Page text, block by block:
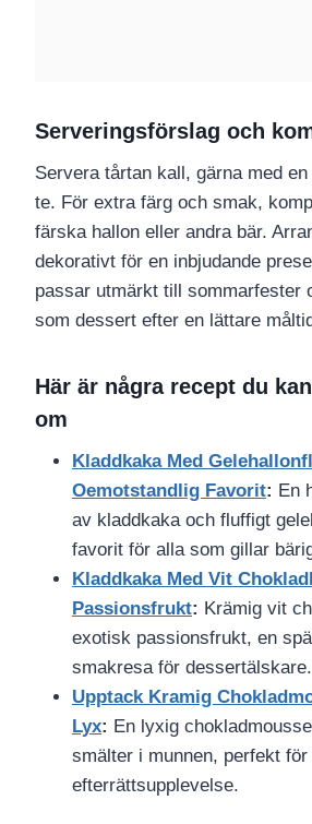
Serveringsförslag och
Servera tårtan kall, gärna med
te. För extra färg och smak,
färska hallon eller andra bär.
dekorativt för en inbjudande
passar utmärkt till sommarfester
som dessert efter en lättare
Här är några recept du
om
Kladdkaka Med
Oemotstandlig Favorit: En
av kladdkaka och fluffigt
favorit för alla som gillar
Kladdkaka Med Vit
Passionsfrukt: Krämig vit
exotisk passionsfrukt, en
smakresa för dessertälskare.
Upptack Kramig
Lyx: En lyxig
smälter i munnen, perfekt för
efterrättsupplevelse.